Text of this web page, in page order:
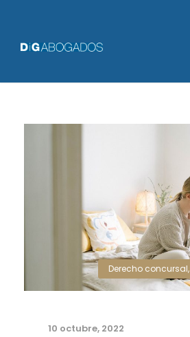
Derecho concursal,
10 octubre, 2022